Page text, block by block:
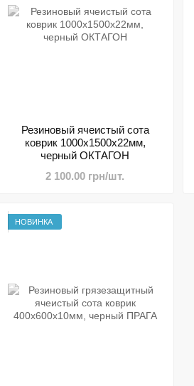
Резиновый ячеистый сота
коврик 1000х1500х22мм,
черный ОКТАГОН
2 100.00 грн/шт.
НОВИНКА